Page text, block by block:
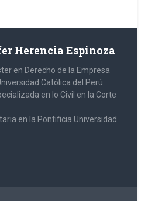
Herencia Espinoza
en Derecho de la Empresa
Católica del Perú.
en lo Civil en la Corte
en la Pontificia Universidad